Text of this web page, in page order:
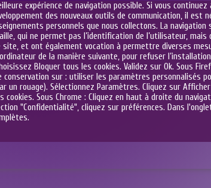
expérience de navigation possible. Si vous
des nouveaux outils de communication, il
personnels que nous collectons. La
qui ne permet pas l’identification de l’utilisateur,
et ont également vocation à permettre diverses
de la manière suivante, pour refuser
Bloquer tous les cookies. Validez sur Ok. Sous
sur : utiliser les paramètres personnalisés
rouage). Sélectionnez Paramètres. Cliquez sur
Sous Chrome : Cliquez en haut à droite du
"Confidentialité", cliquez sur préférences. Dans